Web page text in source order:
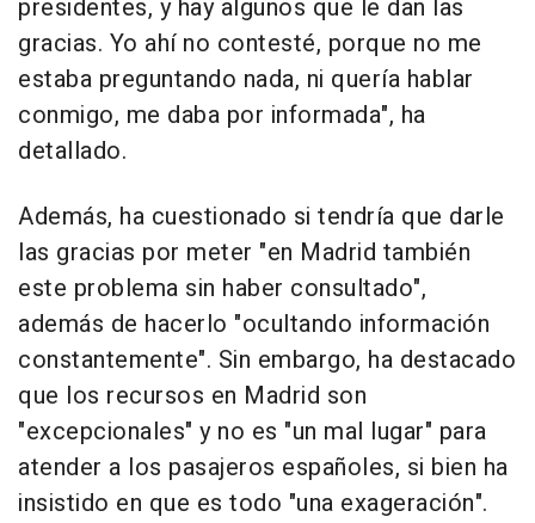
presidentes, y hay algunos que le dan las
gracias. Yo ahí no contesté, porque no me
estaba preguntando nada, ni quería hablar
conmigo, me daba por informada", ha
detallado.
Además, ha cuestionado si tendría que darle
las gracias por meter "en Madrid también
este problema sin haber consultado",
además de hacerlo "ocultando información
constantemente". Sin embargo, ha destacado
que los recursos en Madrid son
"excepcionales" y no es "un mal lugar" para
atender a los pasajeros españoles, si bien ha
insistido en que es todo "una exageración".